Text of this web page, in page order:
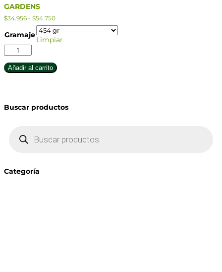
GARDENS
$34.956 - $54.750Rango
de
precios:
desde
$54.750
Gramaje
Limpiar
TAHINE
TAANAYEL
GARDENS
cantidad
Añadir al carrito
Buscar productos
productos
Categoría